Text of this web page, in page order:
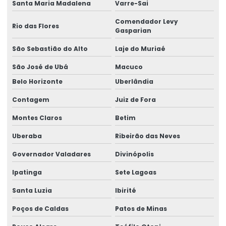
Manutenção preventiva ponte rolante jaraguá do sul
Manutenção preventiva ponte rolante joinville
Manutenção preventiva de ponte rolante em mg
Manutenção preventiva de ponte rolante em pr
Manutenção preventiva ponte rolante rio do sul
Manutenção preventiva de ponte rolante em rs
Manutenção preventiva de ponte rolante em sp
Manutenção preventiva em pontes rolantes
Manutenção preventiva de talha elétrica em am
Santa Maria Madalena Varre-Sai
Rio das Flores
Comendador Levy
Gasparian
São Sebastião do Alto Laje do Muriaé
São José de Ubá
Macuco
Belo Horizonte
Uberlândia
Contagem Juiz de Fora
Montes Claros Betim
Uberaba Ribeirão das Neves
Governador Valadares Divinópolis
Ipatinga Sete Lagoas
Santa Luzia Ibirité
Poços de Caldas Patos de Minas